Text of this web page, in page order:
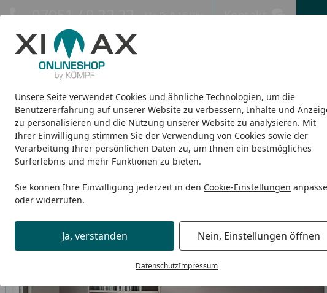
Unsere Seite verwendet Cookies und ähnliche Technologien, um die
Benutzererfahrung auf unserer Website zu verbessern, Inhalte und
zu personalisieren und die Nutzung unserer Website zu analysieren. Mit
Ihrer Einwilligung stimmen Sie der Verwendung von Cookies sowie der
Verarbeitung Ihrer persönlichen Daten zu, um Ihnen ein bestmögliches
Surferlebnis und mehr Funktionen zu bieten.
Sie können Ihre Einwilligung jederzeit in den Cookie-Einstellungen
oder widerrufen.
Ja, verstanden Nein, Einstellungen öffnen
DatenschutzImpressum
Eigene Montage-Teams
07051 / 9 22 22 Mo-Fr. 8-16 Uhr Kontakt
Design-Carports Design-Heizkörper Infrarot-Heizkörper
Startseite
Design-Heizkörper Raumheizkörper Ximax Raumheizkörper